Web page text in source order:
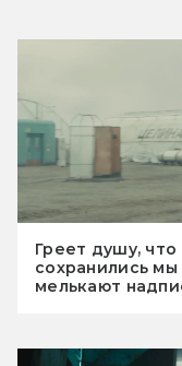
Греет душу,
сохранились
мелькают